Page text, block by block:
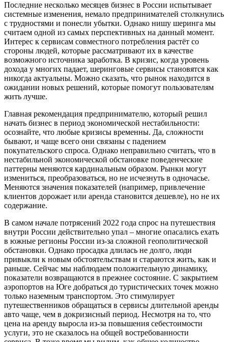
Последние несколько месяцев бизнес в России испытывает
системные изменения, немало предпринимателей столкнулись
с трудностями и понесли убытки. Однако нишу шеринга мы
считаем одной из самых перспективных на данный момент.
Интерес к сервисам совместного потребления растёт со
стороны людей, которые рассматривают их в качестве
возможного источника заработка. В кризис, когда уровень
дохода у многих падает, шеринговые сервисы становятся как
никогда актуальны. Можно сказать, что рынок находится в
ожидании новых решений, которые помогут пользователям
жить лучше.
Главная рекомендация предпринимателю, который решил
начать бизнес в период экономической нестабильности:
осознайте, что любые кризисы временны. Да, сложности
бывают, и чаще всего они связаны с падением
покупательского спроса. Однако неправильно считать, что в
нестабильной экономической обстановке поведенческие
паттерны меняются кардинальным образом. Рынки могут
измениться, преобразоваться, но не исчезнуть в одночасье.
Меняются значения показателей (например, привлечение
клиентов дорожает или аренда становится дешевле), но не их
содержание.
В самом начале потрясений 2022 года спрос на путешествия
внутри России действительно упал – многие опасались ехать
в южные регионы России из-за сложной геополитической
обстановки. Однако просадка длилась не долго, люди
привыкли к новым обстоятельствам и стараются жить, как и
раньше. Сейчас мы наблюдаем положительную динамику,
показатели возвращаются в прежнее состояние. С закрытием
аэропортов на Юге добраться до туристических точек можно
только наземным транспортом. Это стимулирует
путешественников обращаться в сервисы длительной аренды
авто чаще, чем в докризисный период. Несмотря на то, что
цена на аренду выросла из-за повышения себестоимости
услуги, это не сказалось на общей востребованности